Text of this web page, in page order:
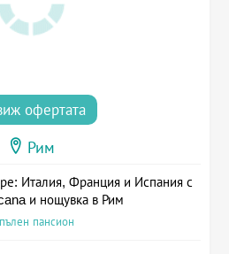
офертата
Рим
Италия, Франция и Испания с
и нощувка в Рим
пансион